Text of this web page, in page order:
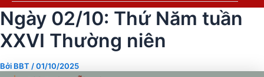
Ngày 02/10: Thứ Năm tuần
XXVI Thường niên
BởiBBT /01/10/2025